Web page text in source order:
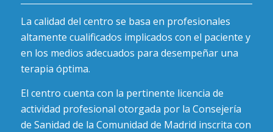
La calidad del centro se basa en profesionales
altamente cualificados implicados con el paciente y
en los medios adecuados para desempeñar una
terapia óptima.
El centro cuenta con la pertinente licencia de
actividad profesional otorgada por la Consejería
de Sanidad de la Comunidad de Madrid inscrita con